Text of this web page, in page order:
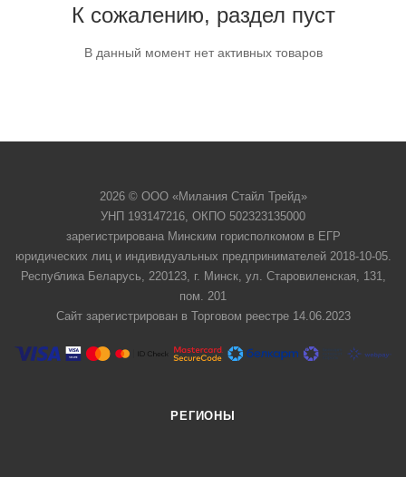
К сожалению, раздел пуст
В данный момент нет активных товаров
2026 © ООО «Милания Стайл Трейд»
УНП 193147216, ОКПО 502323135000
зарегистрирована Минским горисполкомом в ЕГР
юридических лиц и индивидуальных предпринимателей 2018-10-05.
Республика Беларусь, 220123, г. Минск, ул. Старовиленская, 131,
пом. 201
Сайт зарегистрирован в Торговом реестре 14.06.2023
РЕГИОНЫ